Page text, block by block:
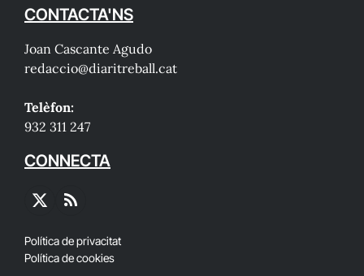
CONTACTA'NS
Joan Cascante Agudo
redaccio@diaritreball.cat
Telèfon:
932 311 247
CONNECTA
X
RSS
Política de privacitat
Política de cookies